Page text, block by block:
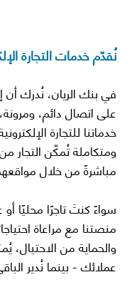
نُقدّم خدمات التجارة
في بنك الريان، نُدرك أن
على اتصال دائم،
خدماتنا للتجارة
ومتكاملة تُمكّن التجار
مباشرةً من خلال مواقعهم
سواءً كنتَ تاجرًا محليًا
منصتنا مع مراعاة
والحماية من الاحتيال،
عملائك - بينما نُدير